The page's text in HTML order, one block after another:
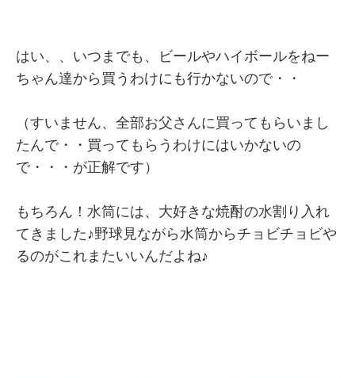
はい、、いつまでも、ビールやハイボールをねー
ちゃん達から買うわけにも行かないので・・
（すいません、全部お父さんに買ってもらいまし
たんで・・買ってもらうわけにはいかないの
で・・・が正解です）
もちろん！水筒には、大好きな焼酎の水割り入れ
てきました♪野球見ながら水筒からチョビチョビや
るのがこれまたいいんだよね♪